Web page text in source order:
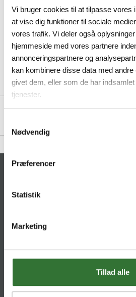
Vi bruger cookies til at tilpasse vores
at vise dig funktioner til sociale
vores trafik. Vi deler også
hjemmeside med vores partnere
annonceringspartnere og
kan kombinere disse data med andre
givet dem, eller som de har
tjenester.
Nødvendig
Præferencer
Statistik
Marketing
Tillad alle
Minimum order quantity: 1
Description Files
HQ:Hans Følsgaard A/S
DK-4600 Køge
Ellemosen 4
DK-8680 RY
T:+45 4320 8600